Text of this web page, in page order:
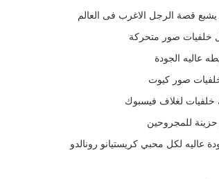
قصة الرجل الاغرب فى العالم
خلفيات صور متحركة
عاليه الجودة
صور كيوت
لغلاف فيسبوك
للمجروحين
عاليه لكل محبي كريستيانو رونالدو